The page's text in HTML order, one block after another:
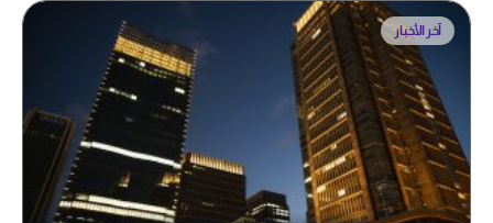
آخر الأخبار